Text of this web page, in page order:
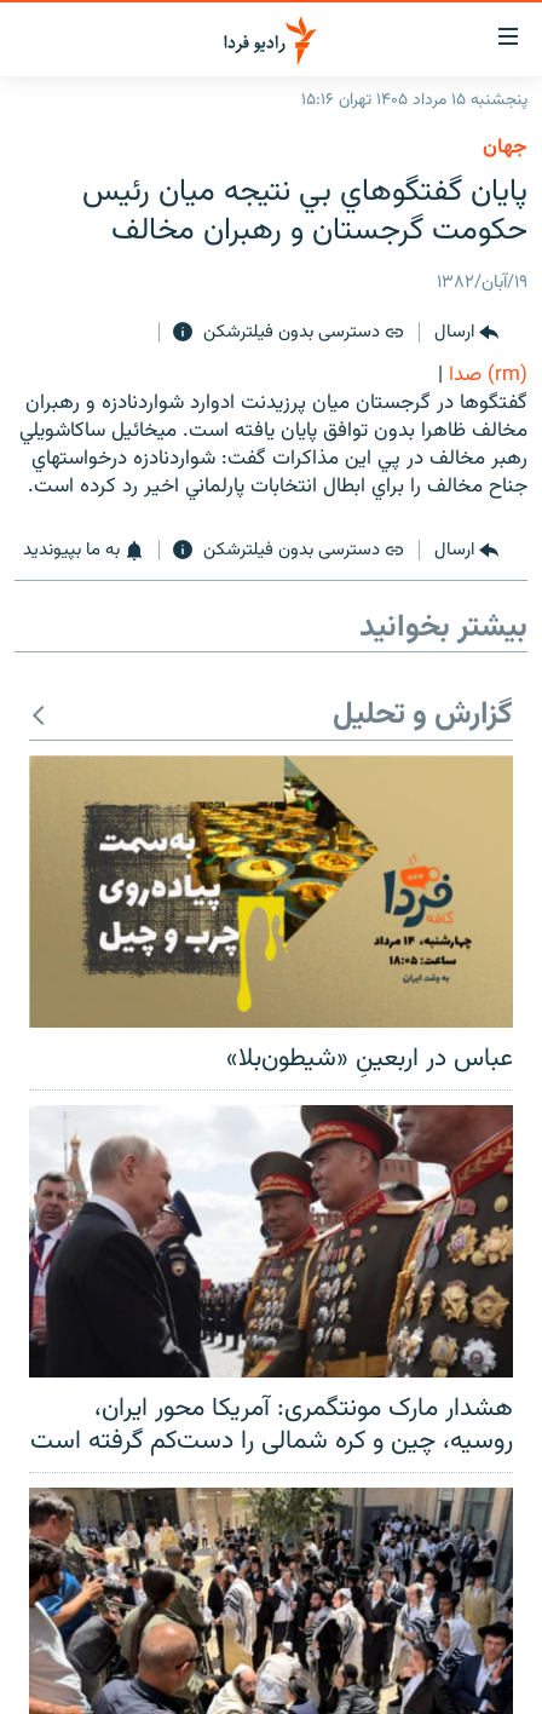
لینک‌های
قابلیت
دسترسی
بازگشت
منوی
اصلی
رفتن
صفحه
جستجو
ایران
جهان
برنامه‌های رادیویی
فرکانس‌ها
پادکست
چندرسانه‌ای
گزارش‌های تصویری
گزارش‌های ویدئویی
زنان فردا
English
پنجشنبه ۱۵ مرداد ۱۴۰۵ تهران ۱۵:۱۶
جهان
پايان گفتگوهاي بي نتيجه ميان رئيس
حكومت گرجستان و رهبران مخالف
۱۹/آبان/۱۳۸۲
ارسال
دسترسی بدون فیلترشکن
(rm) صدا
|
گفتگوها در گرجستان ميان پرزيدنت ادوارد شواردنادزه و رهبران
مخالف ظاهرا بدون توافق پايان يافته است. ميخائيل ساکاشويلي
رهبر مخالف در پي اين مذاکرات گفت: شواردنادزه درخواستهاي
جناح مخالف را براي ابطال انتخابات پارلماني اخير رد کرده است.
ارسال دسترسی بدون فیلترشکن به ما بپیوندید
بیشتر بخوانید
گزارش و تحلیل
عباس در اربعینِ «شیطون‌بلا»
هشدار مارک مونتگمری: آمریکا محور ایران،
روسیه، چین و کره شمالی را دست‌کم گرفته است